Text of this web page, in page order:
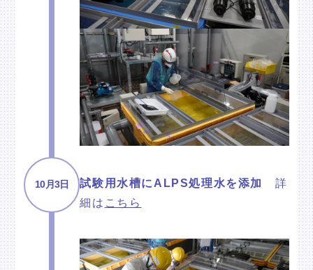
10月3日 試験用水槽にALPS処理水を添加 詳
細は こちら